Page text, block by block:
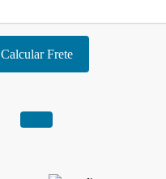
Calcular Frete